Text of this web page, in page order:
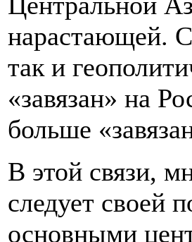
нарастающей. С
так и
«завязан» на
больше
В этой связи,
следует своей
основными